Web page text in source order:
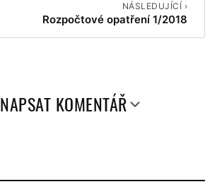
NÁSLEDUJÍCÍ ›
Rozpočtové opatření 1/2018
NAPSAT KOMENTÁŘ